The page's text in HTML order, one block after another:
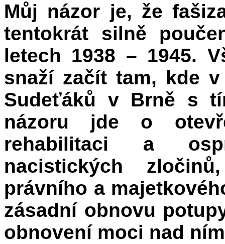
Můj názor je, že
tentokrát silně
letech 1938 – 1945.
snaží začít tam, kde
Sudeťáků v Brně s
názoru jde o
rehabilitaci a
nacistických
právního a
zásadní obnovu
obnovení moci nad ním